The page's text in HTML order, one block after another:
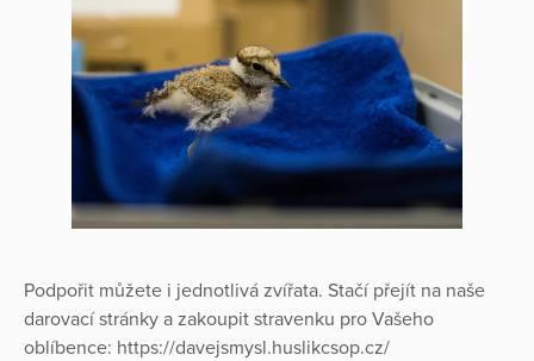
Podpořit můžete i jednotlivá zvířata. Stačí přejít na naše
darovací stránky a zakoupit stravenku pro Vašeho
oblíbence: https://davejsmysl.huslikcsop.cz/